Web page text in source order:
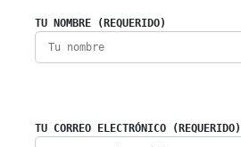
TU NOMBRE (REQUERIDO)
TU CORREO ELECTRÓNICO (REQUERIDO)